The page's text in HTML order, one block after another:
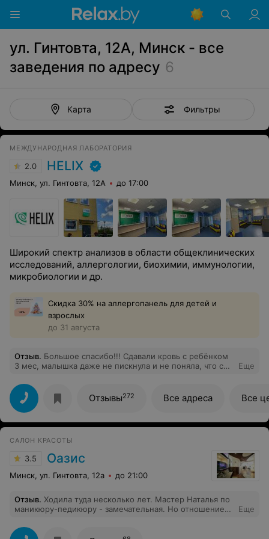
ул. Гинтовта, 12А, Минск - все
заведения по адресу 6
Карта Фильтры
МЕЖДУНАРОДНАЯ ЛАБОРАТОРИЯ
2.0 HELIX
Минск, ул. Гинтовта, 12А до 17:00
Широкий спектр анализов в области общеклинических
исследований, аллергологии, биохимии, иммунологии,
микробиологии и др.
Скидка 30% на аллергопанель для детей и
взрослых
до 31 августа
Отзыв. Большое спасибо!!! Сдавали кровь с ребёнком
3 мес, малышка даже не пискнула и не поняла, что с
важно!!! Спасибо!!!
Еще
Отзывы272 Все адреса Все
САЛОН КРАСОТЫ
3.5 Оазис
Минск, ул. Гинтовта, 12а до 21:00
Отзыв. Ходила туда несколько лет. Мастер Наталья по
маникюру-педикюру - замечательная. Но отношение
решила уйти от них. Вначале сами написали об акции:
Еще